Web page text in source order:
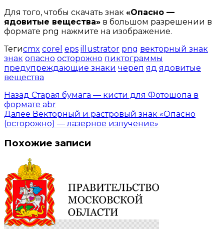
Для того, чтобы скачать знак «Опасно —
ядовитые вещества» в большом разрешении в
формате png нажмите на изображение.
Тегиcmx corel eps illustrator png векторный знак
знак опасно осторожно пиктограммы
предупреждающие знаки череп яд ядовитые
вещества
Назад Старая бумага — кисти для Фотошопа в
формате abr
Далее Векторный и растровый знак «Опасно
(осторожно) — лазерное излучение»
Похожие записи